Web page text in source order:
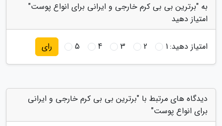
به "برترین بی بی کرم خارجی و ایرانی برای انواع پوست"
امتیاز دهید
امتیاز دهید:1
2
3
4
5 رای
دیدگاه های مرتبط با "برترین بی بی کرم خارجی و ایرانی
برای انواع پوست"